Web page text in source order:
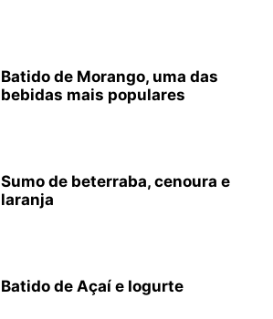
Batido de Morango, uma das
bebidas mais populares
Sumo de beterraba, cenoura e
laranja
Batido de Açaí e Iogurte